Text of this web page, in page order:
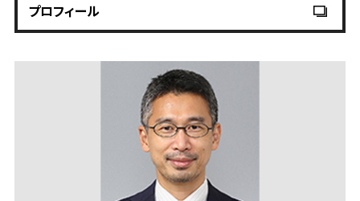
プロフィール